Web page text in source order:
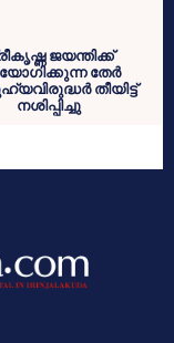
ജയന്തിക്ക്
തേര്‍
തീയിട്ട്
നശിപ്പിച്ചു